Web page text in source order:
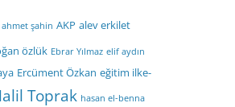
ahmet şahin AKP alev erkilet
özlük Ebrar Yılmaz elif aydın
Ercüment Özkan eğitim ilke-
Toprak hasan el-benna